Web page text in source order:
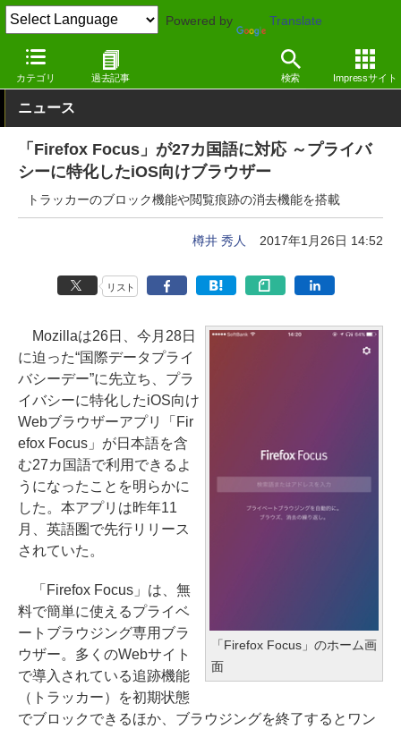
Powered by Translate
カテゴリ 過去記事 検索 Impressサイト
窓の杜 インターネット iOS
ニュース
「Firefox Focus」が27カ国語に対応 ～プライバ
シーに特化したiOS向けブラウザー
トラッカーのブロック機能や閲覧痕跡の消去機能を搭載
樽井 秀人 2017年1月26日 14:52
リスト
「Firefox Focus」のホーム画
面
Mozillaは26日、今月28日
に迫った“国際データプライ
バシーデー”に先立ち、プラ
イバシーに特化したiOS向け
Webブラウザーアプリ「Fir
efox Focus」が日本語を含
む27カ国語で利用できるよ
うになったことを明らかに
した。本アプリは昨年11
月、英語圏で先行リリース
されていた。
「Firefox Focus」は、無
料で簡単に使えるプライベ
ートブラウジング専用ブラ
ウザー。多くのWebサイト
で導入されている追跡機能
（トラッカー）を初期状態
でブロックできるほか、ブラウジングを終了するとワン